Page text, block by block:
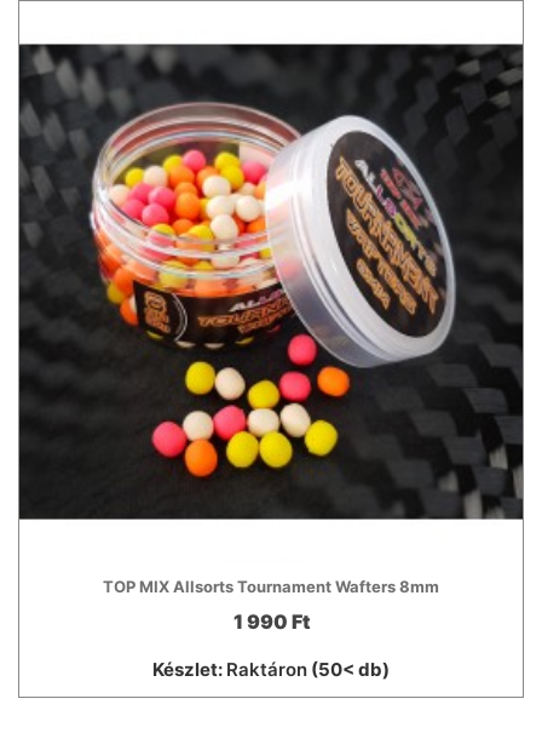
TOP MIX Allsorts Tournament Wafters 8mm
1 990 Ft
Készlet: Raktáron (50< db)